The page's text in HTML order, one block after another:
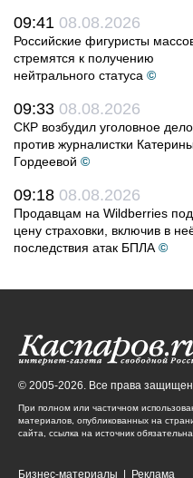
09:41 08.08.2026
Российские фигуристы
стремятся к получению
нейтрального статуса ©
09:33 08.08.2026
СКР возбудил уголовное дело
против журналистки
Гордеевой ©
09:18 08.08.2026
Продавцам на Wildberries
цену страховки, включив в
последствия атак БПЛА ©
© 2005-2026. Все права
При полном или частичном
материалов, опубликованных на
сайта, ссылка на источник обязательна.
Бизнес-материалы Реклама